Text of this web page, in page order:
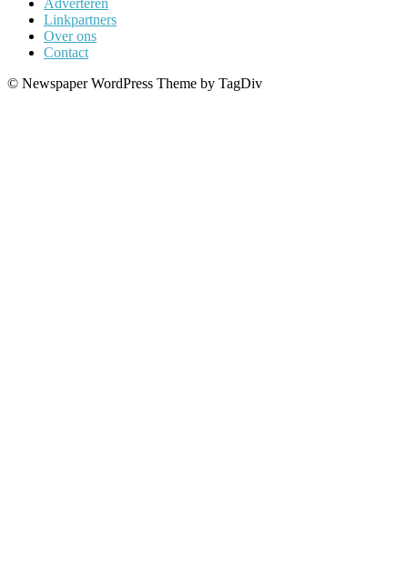
Adverteren
Linkpartners
Over ons
Contact
© Newspaper WordPress Theme by TagDiv